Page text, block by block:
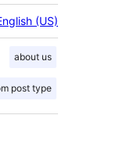
(US)
about us
post type